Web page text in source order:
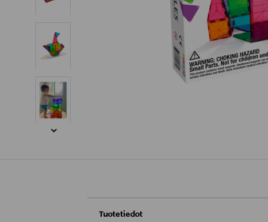
Tuotetiedot